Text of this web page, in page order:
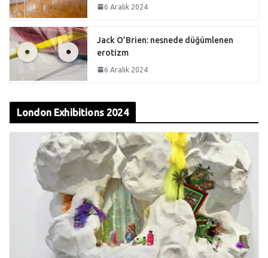
6 Aralık 2024
Jack O’Brien: nesnede düğümlenen
erotizm
6 Aralık 2024
London Exhibitions 2024